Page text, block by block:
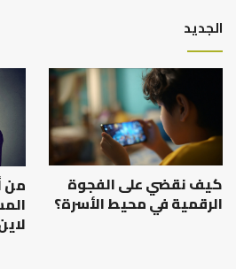
الجديد
كيف نقضي على الفجوة
الرقمية في محيط الأسرة؟
من